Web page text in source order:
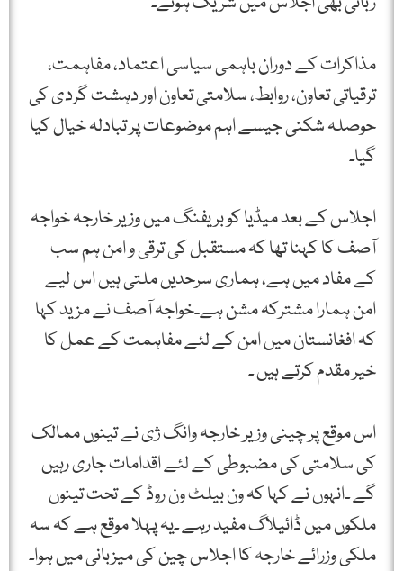
مذاکرات کے دوران باہمی سیاسی اعتماد، مفاہمت،
ترقیاتی تعاون، روابط، سلامتی تعاون اور دہشت گردی کی
حوصلہ شکنی جیسے اہم موضوعات پر تبادلہ خیال کیا
گیا۔
اجلاس کے بعد میڈیا کو بریفنگ میں وزیر خارجہ خواجہ
آصف کا کہنا تھا کہ مستقبل کی ترقی و امن ہم سب
کے مفاد میں ہے، ہماری سرحدیں ملتی ہیں اس لیے
امن ہمارا مشترکہ مشن ہے۔خواجہ آصف نے مزید کہا
کہ افغانستان میں امن کے لئے مفاہمت کے عمل کا
خیر مقدم کرتے ہیں ۔
اس موقع پر چینی وزیر خارجہ وانگ ژی نے تینوں ممالک
کی سلامتی کی مضبوطی کے لئے اقدامات جاری رہیں
گے ۔انہوں نے کہا کہ ون بیلٹ ون روڈ کے تحت تینوں
ملکوں میں ڈائیلاگ مفید رہے ۔یہ پہلا موقع ہے کہ سہ
ملکی وزرائے خارجہ کا اجلاس چین کی میزبانی میں ہوا۔